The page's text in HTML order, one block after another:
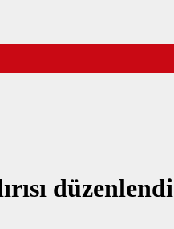
düzenlendi